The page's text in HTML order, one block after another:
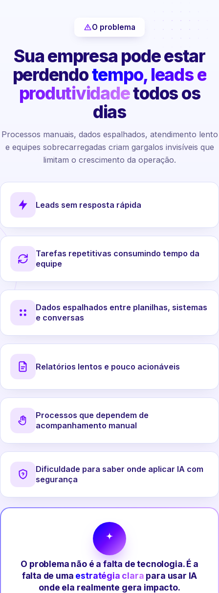
O problema
Sua empresa pode estar
perdendotempo, leads e
produtividadetodos os
dias
Processos manuais, dados espalhados, atendimento lento
e equipes sobrecarregadas criam gargalos invisíveis que
limitam o crescimento da operação.
Leads sem resposta rápida
Tarefas repetitivas consumindo tempo da
equipe
Dados espalhados entre planilhas, sistemas
e conversas
Relatórios lentos e pouco acionáveis
Processos que dependem de
acompanhamento manual
Dificuldade para saber onde aplicar IA com
segurança
O problema não é a falta de tecnologia. É a
falta de uma estratégia clara para usar IA
onde ela realmente gera impacto.